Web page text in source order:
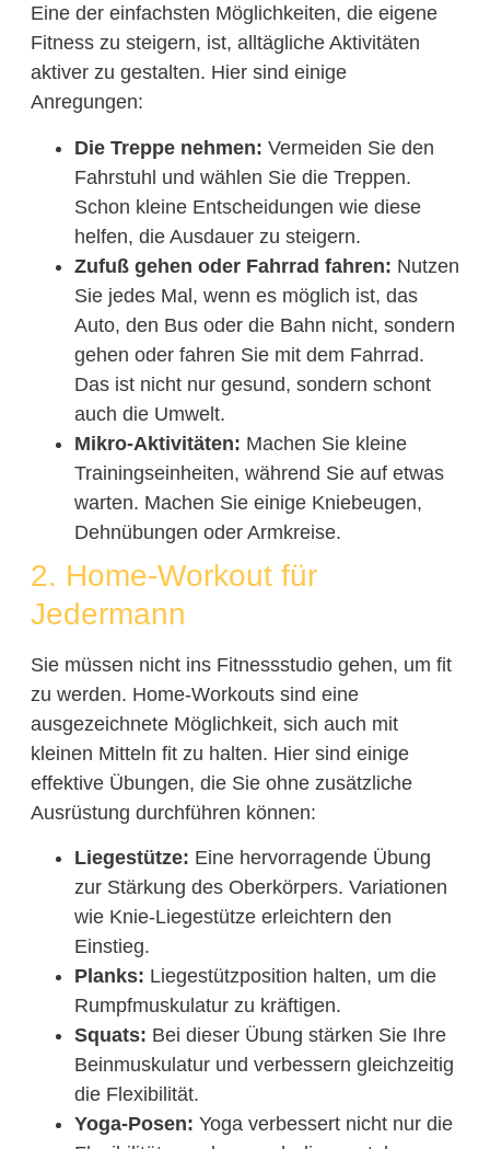
Eine der einfachsten Möglichkeiten, die eigene
Fitness zu steigern, ist, alltägliche Aktivitäten
aktiver zu gestalten. Hier sind einige
Anregungen:
Die Treppe nehmen: Vermeiden Sie den
Fahrstuhl und wählen Sie die Treppen.
Schon kleine Entscheidungen wie diese
helfen, die Ausdauer zu steigern.
Zufuß gehen oder Fahrrad fahren: Nutzen
Sie jedes Mal, wenn es möglich ist, das
Auto, den Bus oder die Bahn nicht, sondern
gehen oder fahren Sie mit dem Fahrrad.
Das ist nicht nur gesund, sondern schont
auch die Umwelt.
Mikro-Aktivitäten: Machen Sie kleine
Trainingseinheiten, während Sie auf etwas
warten. Machen Sie einige Kniebeugen,
Dehnübungen oder Armkreise.
2. Home-Workout für
Jedermann
Sie müssen nicht ins Fitnessstudio gehen, um fit
zu werden. Home-Workouts sind eine
ausgezeichnete Möglichkeit, sich auch mit
kleinen Mitteln fit zu halten. Hier sind einige
effektive Übungen, die Sie ohne zusätzliche
Ausrüstung durchführen können:
Liegestütze: Eine hervorragende Übung
zur Stärkung des Oberkörpers. Variationen
wie Knie-Liegestütze erleichtern den
Einstieg.
Planks: Liegestützposition halten, um die
Rumpfmuskulatur zu kräftigen.
Squats: Bei dieser Übung stärken Sie Ihre
Beinmuskulatur und verbessern gleichzeitig
die Flexibilität.
Yoga-Posen: Yoga verbessert nicht nur die